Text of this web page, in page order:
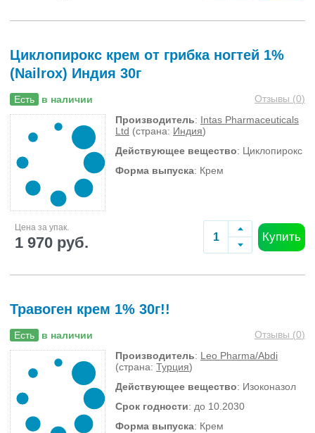
Циклопирокс крем от грибка ногтей 1%
(Nailrox) Индия 30г
Есть в наличии Отзывы (0)
Производитель: Intas Pharmaceuticals
Ltd (страна: Индия)
Действующее вещество: Циклопирокс
Форма выпуска: Крем
Цена за упак.
1 970 руб. Купить
Травоген крем 1% 30г!!
Есть в наличии Отзывы (0)
Производитель: Leo Pharma/Abdi
(страна: Турция)
Действующее вещество: Изоконазол
Срок годности: до 10.2030
Форма выпуска: Крем